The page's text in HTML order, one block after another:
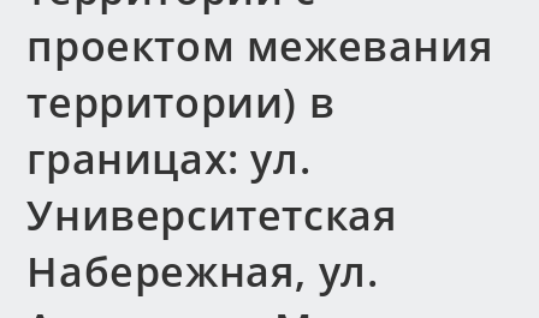
проектом межевания
территории) в
границах: ул.
Университетская
Набережная, ул.